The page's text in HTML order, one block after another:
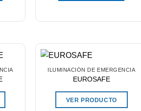
ILUMINACIÓN DE EMERGENCIA
EUROSAFE
VER PRODUCTO